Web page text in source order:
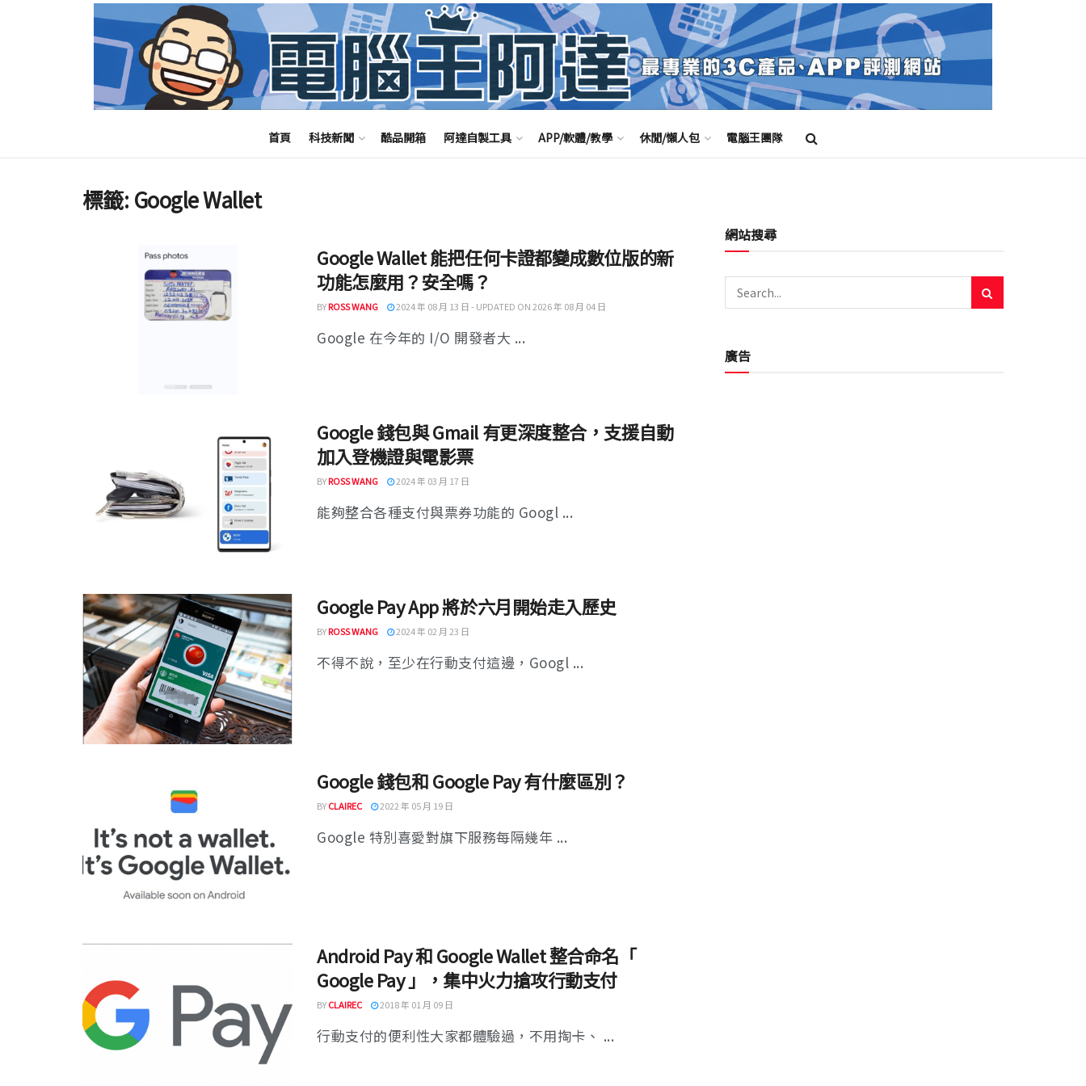
首頁 科技新聞 酷品開箱 阿達自製工具 APP/軟體/教學 休閒/懶人包 電腦王團隊
標籤: Google Wallet
Google Wallet 能把任何卡證都變成數位版的新
功能怎麼用？安全嗎？
BYROSS WANG 2024 年 08 月 13 日 - UPDATED ON 2026 年 08 月 04 日
Google 在今年的 I/O 開發者大 ...
Google 錢包與 Gmail 有更深度整合，支援自動
加入登機證與電影票
BYROSS WANG 2024 年 03 月 17 日
能夠整合各種支付與票券功能的 Googl ...
Google Pay App 將於六月開始走入歷史
BYROSS WANG 2024 年 02 月 23 日
不得不說，至少在行動支付這邊，Googl ...
Google 錢包和 Google Pay 有什麼區別？
BYCLAIREC 2022 年 05 月 19 日
Google 特別喜愛對旗下服務每隔幾年 ...
Android Pay 和 Google Wallet 整合命名「
Google Pay 」，集中火力搶攻行動支付
BYCLAIREC 2018 年 01 月 09 日
行動支付的便利性大家都體驗過，不用掏卡、 ...
網站搜尋
廣告